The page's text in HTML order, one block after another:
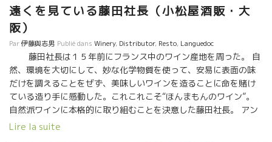
遠くを見ている藤田社長（小松屋酒販・大
阪）
Par伊藤與志男 Publié dans Winery, Distributor, Resto, Languedoc
藤田社長は１５年前にフランス中のワイン産地を周った。 自
然、環境を大切にして、妙な化学物質を使って、安易に表面の味
だけを調えることをぜず、美味しいワインを造ることに命を賭け
ている造り手に感動した。これこれこそ“ほんまもんのワイン”。
自然派ワインに本格的に取り組むことを決意した藤田社長。 アン
テナ・ショップ、ビストロを次々とオープン。 大阪の食を支える
Lire la suite